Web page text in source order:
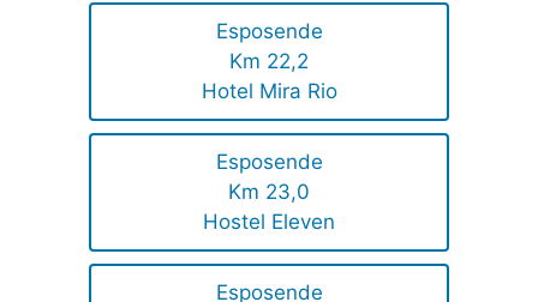
Esposende
Km 22,2
Hotel Mira Rio
Esposende
Km 23,0
Hostel Eleven
Esposende